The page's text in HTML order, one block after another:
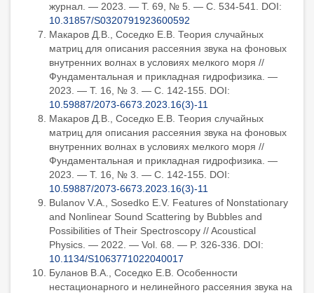
журнал. — 2023. — Т. 69, № 5. — С. 534-541. DOI:
10.31857/S0320791923600592
Макаров Д.В., Соседко Е.В. Теория случайных
матриц для описания рассеяния звука на фоновых
внутренних волнах в условиях мелкого моря //
Фундаментальная и прикладная гидрофизика. —
2023. — Т. 16, № 3. — С. 142-155. DOI:
10.59887/2073-6673.2023.16(3)-11
Макаров Д.В., Соседко Е.В. Теория случайных
матриц для описания рассеяния звука на фоновых
внутренних волнах в условиях мелкого моря //
Фундаментальная и прикладная гидрофизика. —
2023. — Т. 16, № 3. — С. 142-155. DOI:
10.59887/2073-6673.2023.16(3)-11
Bulanov V.A., Sosedko E.V. Features of Nonstationary
and Nonlinear Sound Scattering by Bubbles and
Possibilities of Their Spectroscopy // Acoustical
Physics. — 2022. — Vol. 68. — P. 326-336. DOI:
10.1134/S1063771022040017
Буланов В.А., Соседко Е.В. Особенности
нестационарного и нелинейного рассеяния звука на